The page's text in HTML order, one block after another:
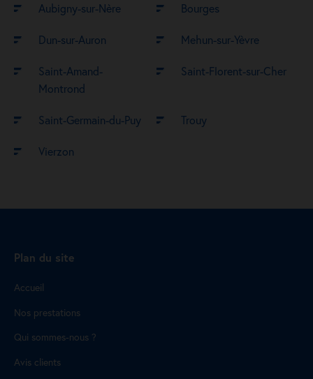
Aubigny-sur-Nère Bourges
Dun-sur-Auron Mehun-sur-Yèvre
Saint-Amand-
Montrond
Saint-Florent-sur-Cher
Saint-Germain-du-Puy Trouy
Vierzon
Plan du site
Accueil
Nos prestations
Qui sommes-nous ?
Avis clients